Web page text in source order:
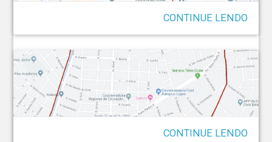
CONTINUE LENDO
II Correndo do AVC 5KMCONTINUE LENDO